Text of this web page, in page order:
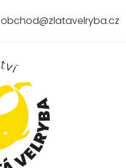
obchod@zlatavelryba.cz